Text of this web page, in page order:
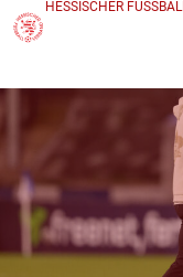
HESSISCHER